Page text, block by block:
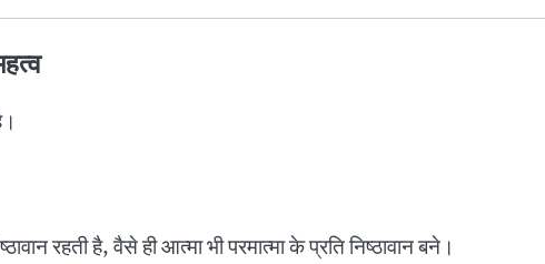
रहती है, वैसे ही आत्मा भी परमात्मा के प्रति निष्ठावान बने।